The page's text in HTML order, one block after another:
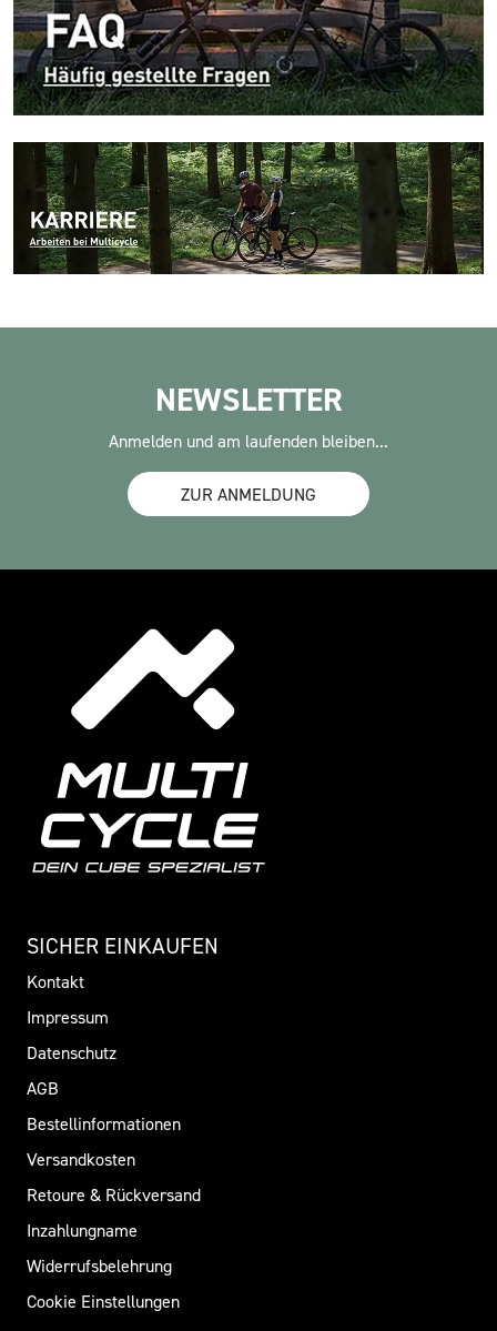
NEWSLETTER
Anmelden und am laufenden bleiben...
ZUR ANMELDUNG
SICHER EINKAUFEN
Kontakt
Impressum
Datenschutz
AGB
Bestellinformationen
Versandkosten
Retoure & Rückversand
Inzahlungname
Widerrufsbelehrung
Cookie Einstellungen